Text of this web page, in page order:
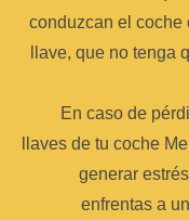
conduzcan el coche
llave, que no tenga
En caso de
llaves de tu coche
generar
enfrentas a